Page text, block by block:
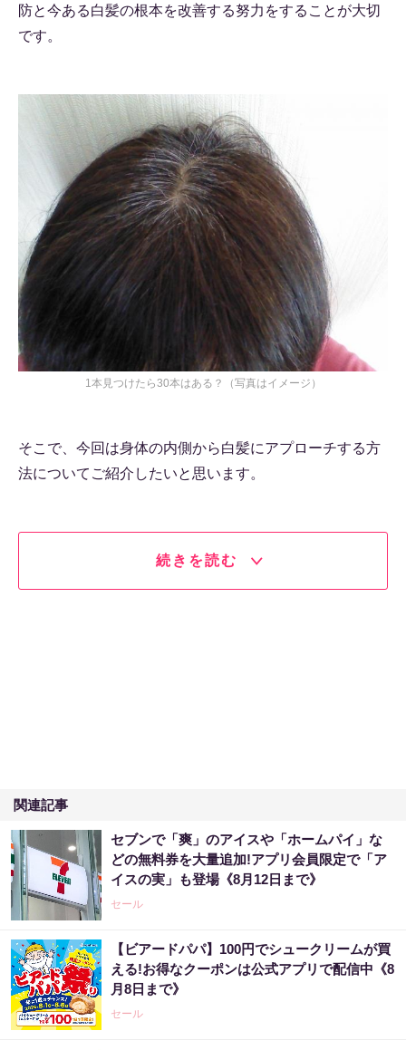
防と今ある白髪の根本を改善する努力をすることが大切
です。
1本見つけたら30本はある？（写真はイメージ）
そこで、今回は身体の内側から白髪にアプローチする方
法についてご紹介したいと思います。
続きを読む
関連記事
セブンで「爽」のアイスや「ホームパイ」な
どの無料券を大量追加!アプリ会員限定で「ア
イスの実」も登場《8月12日まで》
セール
【ビアードパパ】100円でシュークリームが買
える!お得なクーポンは公式アプリで配信中《8
月8日まで》
セール